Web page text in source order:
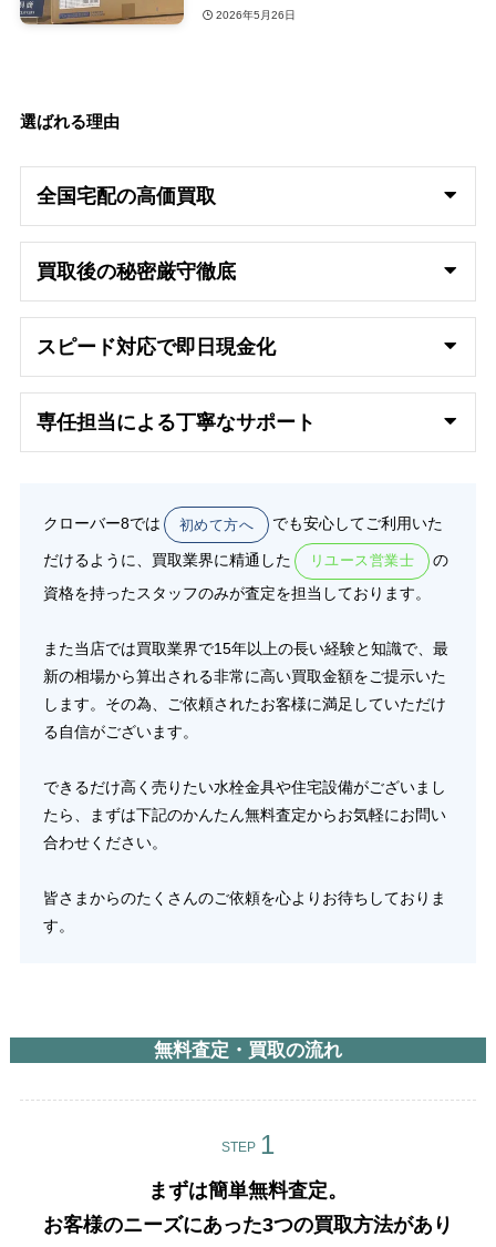
2026年5月26日
選ばれる理由
全国宅配の高価買取
買取後の秘密厳守徹底
スピード対応で即日 現金化
専任担当による丁寧なサポート
クローバー8では 初めて方へ でも安心してご利用いた
だけるように、買取業界に精通した リユース営業士
の
資格を持ったスタッフのみが査定を担当しております。
また当店では買取業界で15年以上の長い経験と知識で、最
新の相場から算出される非常に高い買取金額をご提示いた
します。その為、ご依頼されたお客様に満足していただけ
る自信がございます。
できるだけ高く売りたい水栓金具や住宅設備がございまし
たら、まずは下記のかんたん無料査定からお気軽にお問い
合わせください。
皆さまからのたくさんのご依頼を心よりお待ちしておりま
す。
無料査定・買取の流れ
STEP
まずは簡単無料査定。
お客様のニーズにあった3つの買取方法があり